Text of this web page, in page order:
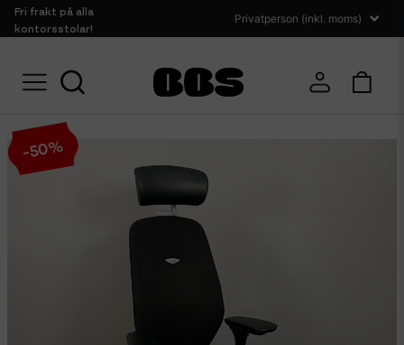
Fri frakt på alla
kontorsstolar!
Sittmöbler Kontorsstolar Kinnarps Kontorsstol 9000 (nya armstöd)
-50%